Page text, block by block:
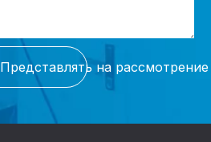
Представлять на рассмотрение